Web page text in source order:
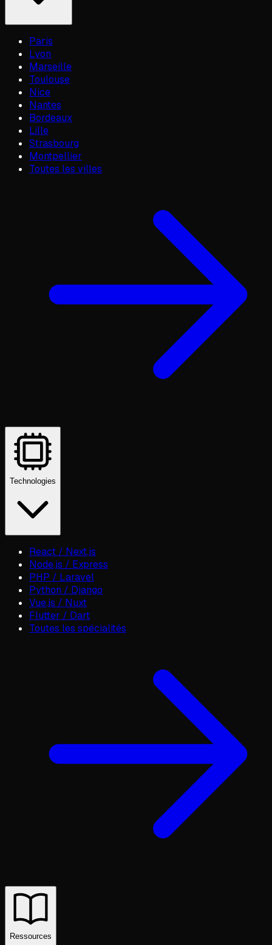
Paris
Lyon
Marseille
Toulouse
Nice
Nantes
Bordeaux
Lille
Strasbourg
Montpellier
Toutes les villes
Technologies
React / Next.js
Node.js / Express
PHP / Laravel
Python / Django
Vue.js / Nuxt
Flutter / Dart
Toutes les spécialités
Ressources